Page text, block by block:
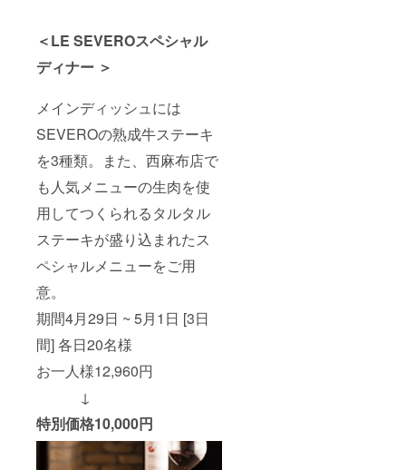
＜LE SEVEROスペシャル
ディナー ＞
メインディッシュには
SEVEROの熟成牛ステーキ
を3種類。また、西麻布店で
も人気メニューの生肉を使
用してつくられるタルタル
ステーキが盛り込まれたス
ペシャルメニューをご用
意。
期間4月29日 ~ 5月1日 [3日
間] 各日20名様
お一人様12,960円
↓
特別価格10,000円